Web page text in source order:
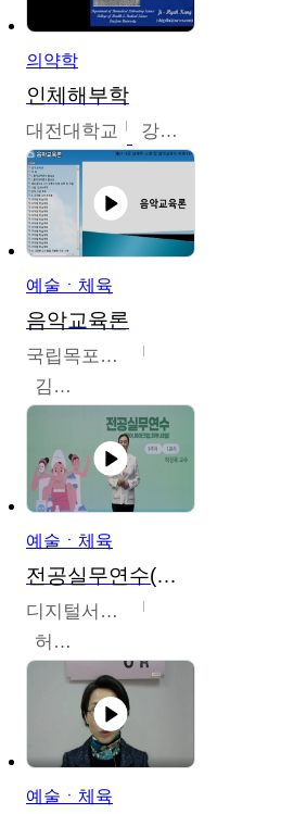
의약학
인체해부학
대전대학교 강지혁
예술ㆍ체육
음악교육론
국립목포대학교
김신영
예술ㆍ체육
전공실무연수(헤어,메이크업,피부,네일)
디지털서울문화예술대학교
허정록
예술ㆍ체육